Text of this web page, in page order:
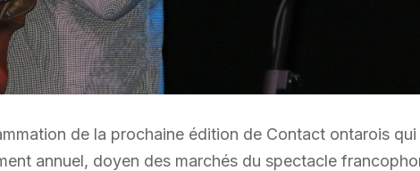
de la prochaine édition de Contact ontarois qui
annuel, doyen des marchés du spectacle